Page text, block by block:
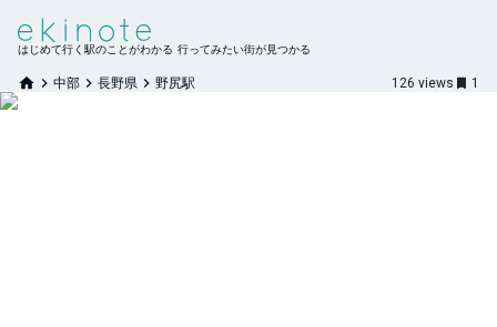
はじめて行く駅のことがわかる 行ってみたい街が見つかる
中部 長野県 野尻駅 126 views 1